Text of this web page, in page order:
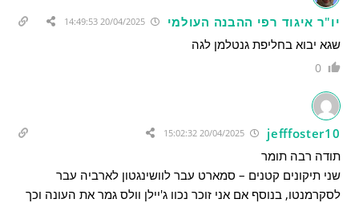
יו"ר איגוד רפי ההבנה העולמי 20/04/2025 14:49:53
שגא יבוא בחליפת גנטלמן לגה
0
jefffoster10
תודה רבה תומר
שני תיקונים קטנים – סמארט עבר לוושינגטון לארביה עבר
לסקרמנטו, בנוסף אם אני זוכר נכוו ג'יילן וולס גמר את העונה וכך